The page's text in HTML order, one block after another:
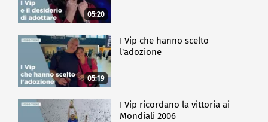
05:20
05:19
I Vip che hanno scelto
l'adozione
I Vip ricordano la vittoria ai
Mondiali 2006